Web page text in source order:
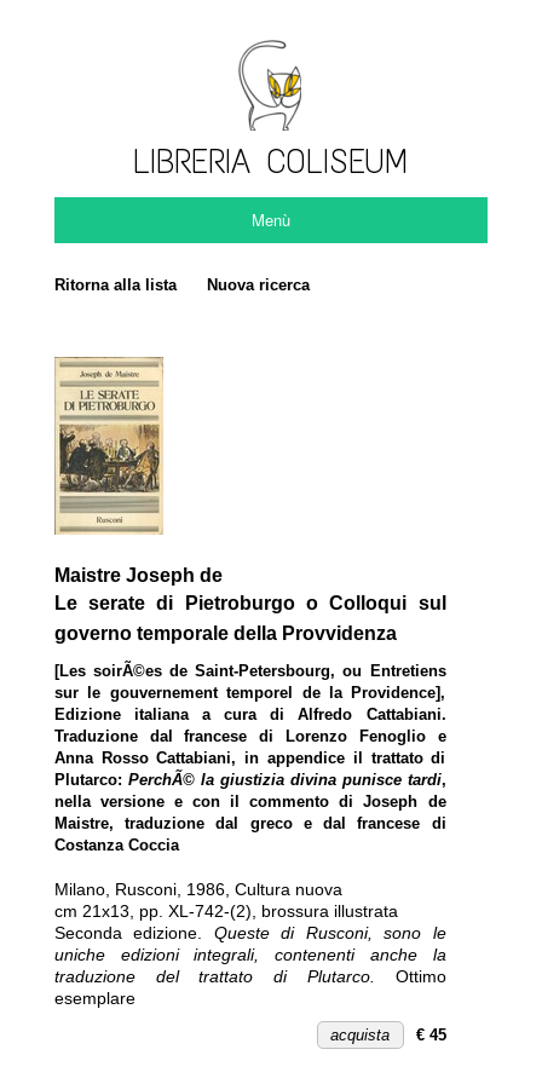
LIBRERIA COLISEUM
Menù
Ritorna alla lista Nuova ricerca
Maistre Joseph de
Le serate di Pietroburgo o Colloqui sul
governo temporale della Provvidenza
[Les soirÃ©es de Saint-Petersbourg, ou Entretiens
sur le gouvernement temporel de la Providence],
Edizione italiana a cura di Alfredo Cattabiani.
Traduzione dal francese di Lorenzo Fenoglio e
Anna Rosso Cattabiani, in appendice il trattato di
Plutarco: PerchÃ© la giustizia divina punisce tardi,
nella versione e con il commento di Joseph de
Maistre, traduzione dal greco e dal francese di
Costanza Coccia
Milano, Rusconi, 1986, Cultura nuova
cm 21x13, pp. XL-742-(2), brossura illustrata
Seconda edizione. Queste di Rusconi, sono le
uniche edizioni integrali, contenenti anche la
traduzione del trattato di Plutarco.
Ottimo
esemplare
€ 45
acquista